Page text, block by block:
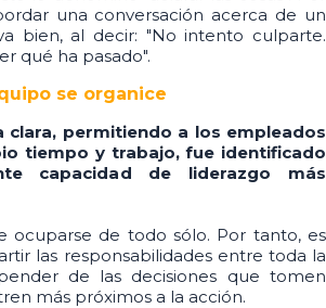
una conversación acerca de un
bien, al decir: "No intento culparte.
qué ha pasado".
se organice
clara, permitiendo a los empleados
tiempo y trabajo, fue identificado
capacidad de liderazgo más
ocuparse de todo sólo. Por tanto, es
las responsabilidades entre toda la
de las decisiones que tomen
más próximos a la acción.